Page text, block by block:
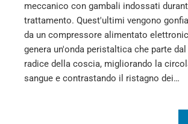
meccanico con gambali indossati
trattamento. Quest'ultimi vengono
da un compressore alimentato
genera un'onda peristaltica che parte
radice della coscia, migliorando la
sangue e contrastando il ristagno dei…